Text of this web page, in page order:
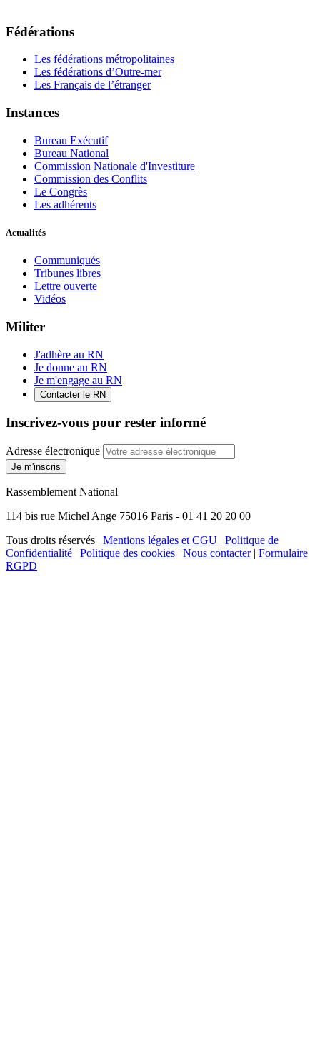
Fédérations
Les fédérations métropolitaines
Les fédérations d’Outre-mer
Les Français de l’étranger
Instances
Bureau Exécutif
Bureau National
Commission Nationale d'Investiture
Commission des Conflits
Le Congrès
Les adhérents
Actualités
Communiqués
Tribunes libres
Lettre ouverte
Vidéos
Militer
J'adhère au RN
Je donne au RN
Je m'engage au RN
Contacter le RN
Inscrivez-vous pour rester informé
Adresse électronique
Je m'inscris
Rassemblement National
114 bis rue Michel Ange 75016 Paris - 01 41 20 20 00
Tous droits réservés | Mentions légales et CGU | Politique de
Confidentialité | Politique des cookies | Nous contacter| Formulaire
RGPD